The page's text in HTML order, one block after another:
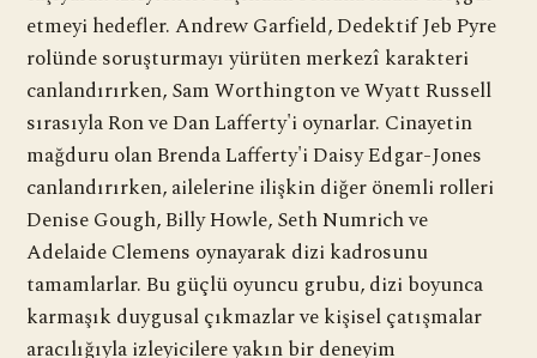
etmeyi hedefler. Andrew Garfield, Dedektif Jeb Pyre
rolünde soruşturmayı yürüten merkezî karakteri
canlandırırken, Sam Worthington ve Wyatt Russell
sırasıyla Ron ve Dan Lafferty'i oynarlar. Cinayetin
mağduru olan Brenda Lafferty'i Daisy Edgar-Jones
canlandırırken, ailelerine ilişkin diğer önemli rolleri
Denise Gough, Billy Howle, Seth Numrich ve
Adelaide Clemens oynayarak dizi kadrosunu
tamamlarlar. Bu güçlü oyuncu grubu, dizi boyunca
karmaşık duygusal çıkmazlar ve kişisel çatışmalar
aracılığıyla izleyicilere yakın bir deneyim